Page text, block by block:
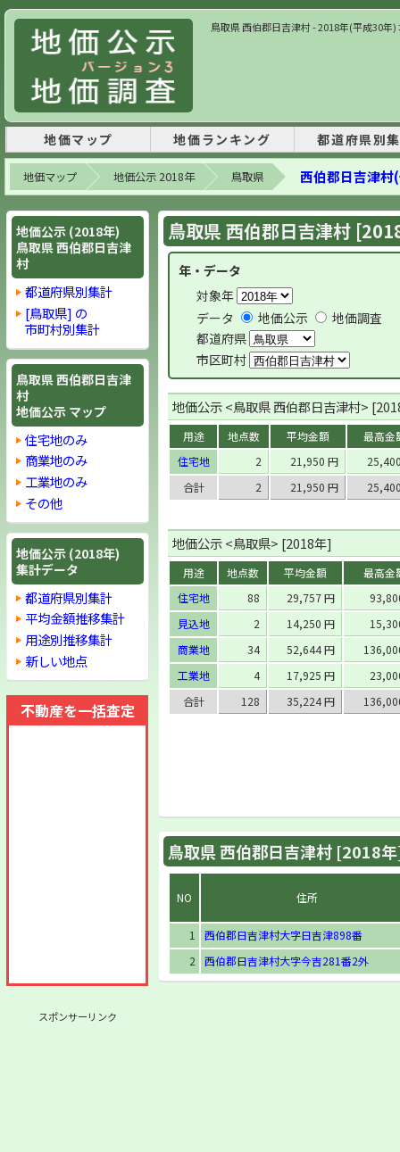
鳥取県 西伯郡日吉津村 - 2018年(平成30
地価マップ 地価ランキング 都道府県別
地価マップ 地価公示 2018年 鳥取県 西伯郡日吉津村
地価公示 (2018年)
鳥取県 西伯郡日吉津
村
都道府県別集計
[鳥取県] の
市町村別集計
鳥取県 西伯郡日吉津
村
地価公示 マップ
住宅地のみ
商業地のみ
工業地のみ
その他
地価公示 (2018年)
集計データ
都道府県別集計
平均金額推移集計
用途別推移集計
新しい地点
不動産を一括査定
スポンサーリンク
鳥取県 西伯郡日吉津村
年・データ
対象年
データ
地価公示
地価調査
都道府県
市区町村
地価公示 <鳥取県 西伯郡日吉津村>
用途 地点数 平均金額
最高金
住宅地
2 21,950 円
合計
2 21,950 円
地価公示 <鳥取県> [2018年]
用途 地点数 平均金額
最高金
住宅地
88 29,757 円
見込地
2 14,250 円
商業地
34 52,644 円
工業地
4 17,925 円
合計
128 35,224 円
鳥取県 西伯郡日吉津村 [2018
NO 住所
1
西伯郡日吉津村大字日吉津898番
2
西伯郡日吉津村大字今吉281番2外